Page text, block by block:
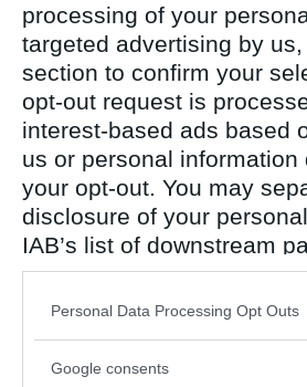
processing of your
targeted advertising by
section to confirm your
opt-out request is
interest-based ads based
us or personal
your opt-out. You may
disclosure of your
IAB’s list of downstream
also be disclosed by us
Downstream Participants
Please note that this
Personal Data Processing Opt Outs
Google consents
Antal inlägg:
8557
Antal inlägg:
15624
Sant och falskt
Det går trögt att skriva orden rulla inte på
som det ibland kan göra.
PUM ska på ut på stan idag
Antal inlägg: